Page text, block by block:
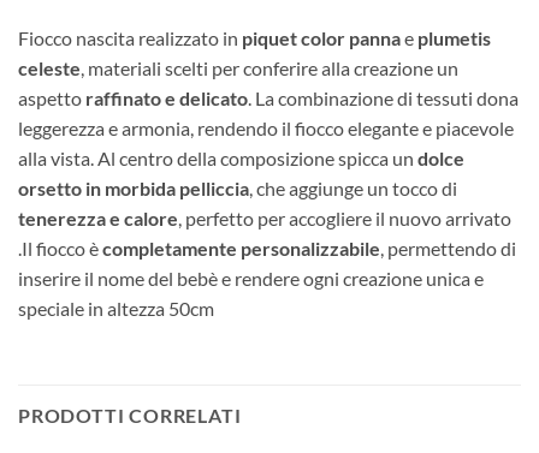
Fiocco nascita realizzato in piquet color pannae plumetis
celeste , materiali scelti per conferire alla creazione un
aspetto raffinato e delicato . La combinazione di tessuti dona
leggerezza e armonia, rendendo il fiocco elegante e piacevole
alla vista. Al centro della composizione spicca un dolce
orsetto in morbida pelliccia , che aggiunge un tocco di
tenerezza e calore , perfetto per accogliere il nuovo arrivato
.Il fiocco ècompletamente personalizzabile , permettendo di
inserire il nome del bebè e rendere ogni creazione unica e
speciale in altezza 50cm
PRODOTTI CORRELATI